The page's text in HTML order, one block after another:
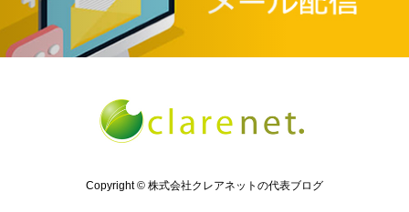
Copyright © 株式会社クレアネットの代表ブログ